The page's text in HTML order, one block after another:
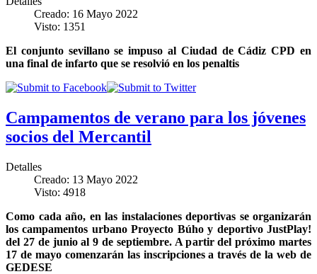
Creado: 16 Mayo 2022
Visto: 1351
El conjunto sevillano se impuso al Ciudad de Cádiz CPD en
una final de infarto que se resolvió en los penaltis
Campamentos de verano para los jóvenes
socios del Mercantil
Detalles
Creado: 13 Mayo 2022
Visto: 4918
Como cada año, en las instalaciones deportivas se organizarán
los campamentos urbano Proyecto Búho y deportivo JustPlay!
del 27 de junio al 9 de septiembre. A partir del próximo martes
17 de mayo comenzarán las inscripciones a través de la web de
GEDESE